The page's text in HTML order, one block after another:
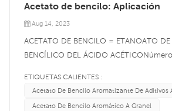
Acetato de bencilo: Aplicación
Aug 14, 2023
ACETATO DE BENCILO = ETANOATO DE
BENCÍLICO DEL ÁCIDO
ETIQUETAS CALIENTES :
Acetato De Bencilo Aromatizante De Aditivos
Acetato De Bencilo Aromático A Granel